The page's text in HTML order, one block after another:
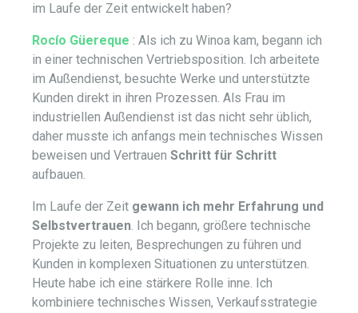
im Laufe der Zeit entwickelt haben?
Rocío Güereque : Als ich zu Winoa kam, begann ich
in einer technischen Vertriebsposition. Ich arbeitete
im Außendienst, besuchte Werke und unterstützte
Kunden direkt in ihren Prozessen. Als Frau im
industriellen Außendienst ist das nicht sehr üblich,
daher musste ich anfangs mein technisches Wissen
beweisen und Vertrauen Schritt für Schritt
aufbauen.
Im Laufe der Zeit gewann ich mehr Erfahrung und
Selbstvertrauen. Ich begann, größere technische
Projekte zu leiten, Besprechungen zu führen und
Kunden in komplexen Situationen zu unterstützen.
Heute habe ich eine stärkere Rolle inne. Ich
kombiniere technisches Wissen, Verkaufsstrategie